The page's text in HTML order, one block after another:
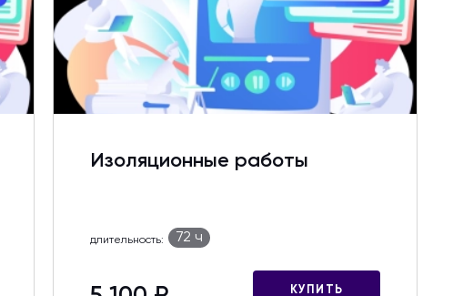
Изоляционные работы
длительность: 72 ч
КУПИТЬ